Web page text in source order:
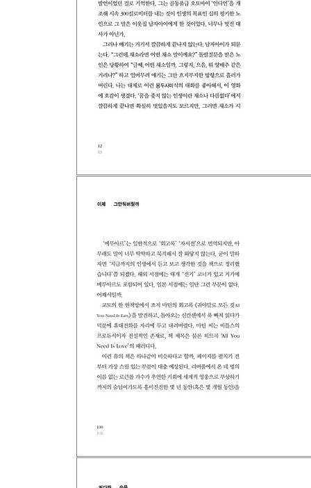
캐러멜마키아토를
맛있는 칵테일을 만드는 법
바다표범의 키스
장어집 고양이
유리집에 사는 사람은
그리스의 유령
커다란 순무
슈트를 입어야지
「스키타이 조곡」을 아십니까?
결투와 버찌
까마귀에게 도전하는 새끼고양이
남성작가와 여성작가
준 문 송
베네치아의 고이즈미 교코
후기_삽화를 부탁받고